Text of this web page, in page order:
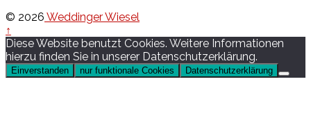
© 2026 Weddinger Wiesel
↑
Diese Website benutzt Cookies. Weitere Informationen
hierzu finden Sie in unserer Datenschutzerklärung.
Einverstanden nur funktionale Cookies Datenschutzerklärung